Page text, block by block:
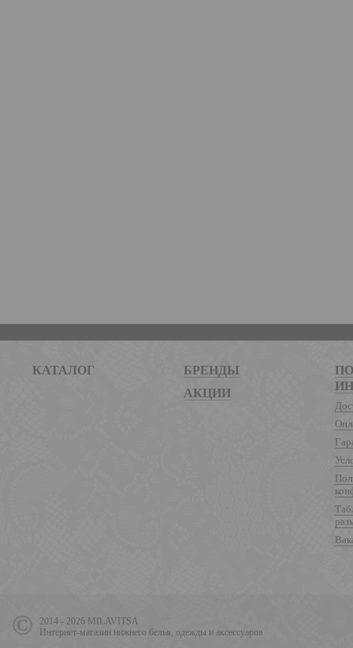
КАТАЛОГ
БРЕНДЫ
АКЦИИ
2014 - 2026 MILAVITSA
Интернет-магазин нижнего белья, одежды и аксессуаров